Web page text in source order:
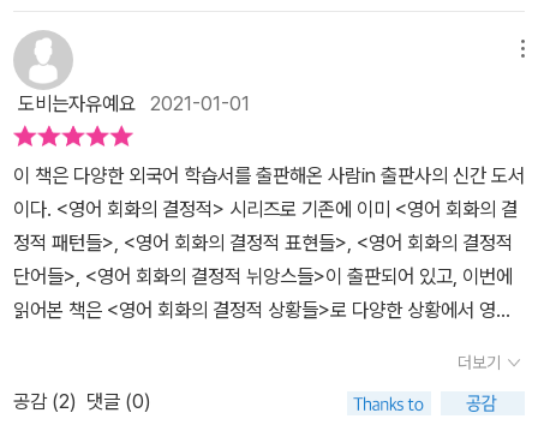
단, 일회용이라는 단점은 빼고. 사실 말하는 행위 자체는 호흡과 함
께 성대, 혀, 입술 같은 조음 기관을 움직이므로 운동의 범위에 들어간
다. 듣고 이해한 내용에 대해 무엇을 어떻게 말할지는 대뇌에서 판단
하지만, 조음 기관을 작동시키는 데 관여하는 신체의 모든 움직임은
소뇌에서 주관하기 때문이다. 그래서 한참 동안을 떠들고 나면 장거
리를 뛴 것처럼 힘들기 마련인데, 밤새도록 대화가 가능한 여성들의
경우 범접할 수 없는 최고의 운동 효율성을 지닌 것 같다. 이 책은 빈
도 높은 다양한 상황별로 주제를 정하고 가장 그럴싸한 담화 내용을
포함하는 20개의 유닛으로 구성되었다. 가장 흔히 쓰이는 표현은 곧
가장 표준적인 소통 규약을 의미하며, 짧은 시간에 많은 정보를 주고
받아야 하는 대화의 목적에 가장 부합하기에 그렇다. 또한, 화자가 굳
이 자신만의 색다른 방식을 고집하며 대화를 시도하지 않는 바탕에는
도비는자유예요 2021-01-01
이 책은 다양한 외국어 학습서를 출판해온 사람in 출판사의 신간 도서
이다. <영어 회화의 결정적> 시리즈로 기존에 이미 <영어 회화의 결
정적 패턴들>, <영어 회화의 결정적 표현들>, <영어 회화의 결정적
단어들>, <영어 회화의 결정적 뉘앙스들>이 출판되어 있고, 이번에
읽어본 책은 <영어 회화의 결정적 상황들>로 다양한 상황에서 영어
리쉬는 <영어 회화의 결정적 패턴들>을 출간한 저자로, 미국에서 대
학교를 다녔기 때문에 우리가 마주할 가능성이 높은 상황과 회화들을
더보기
공감 (2) 댓글 (0)